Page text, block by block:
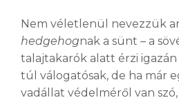
Nem véletlenül nevezzük
hedgehognak a sünt – a
talajtakarók alatt érzi
túl válogatósak, de ha már
vadállat védelméről van